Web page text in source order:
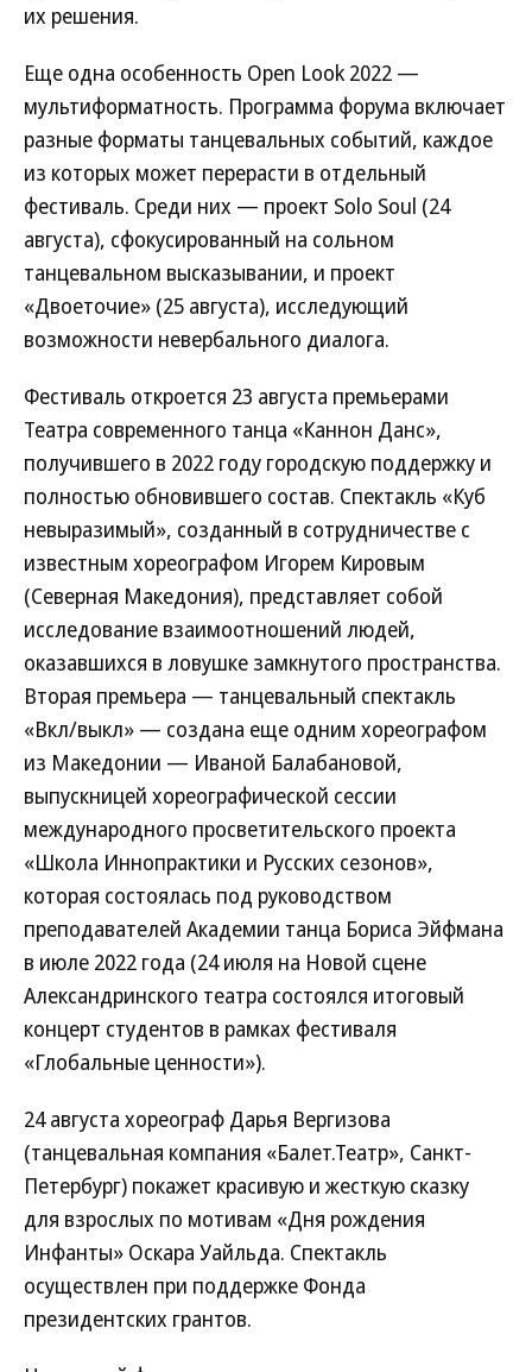
их решения.
Еще одна особенность Open Look 2022 —
мультиформатность. Программа форума включает
разные форматы танцевальных событий, каждое
из которых может перерасти в отдельный
фестиваль. Среди них — проект Solo Soul (24
августа), сфокусированный на сольном
танцевальном высказывании, и проект
«Двоеточие» (25 августа), исследующий
возможности невербального диалога.
Фестиваль откроется 23 августа премьерами
Театра современного танца «Каннон Данс»,
получившего в 2022 году городскую поддержку и
полностью обновившего состав. Спектакль «Куб
невыразимый», созданный в сотрудничестве с
известным хореографом Игорем Кировым
(Северная Македония), представляет собой
исследование взаимоотношений людей,
оказавшихся в ловушке замкнутого пространства.
Вторая премьера — танцевальный спектакль
«Вкл/выкл» — создана еще одним хореографом
из Македонии — Иваной Балабановой,
выпускницей хореографической сессии
международного просветительского проекта
«Школа Иннопрактики и Русских сезонов»,
которая состоялась под руководством
преподавателей Академии танца Бориса Эйфмана
в июле 2022 года (24 июля на Новой сцене
Александринского театра состоялся итоговый
концерт студентов в рамках фестиваля
«Глобальные ценности»).
24 августа хореограф Дарья Вергизова
(танцевальная компания «Балет.Театр», Санкт-
Петербург) покажет красивую и жесткую сказку
для взрослых по мотивам «Дня рождения
Инфанты» Оскара Уайльда. Спектакль
осуществлен при поддержке Фонда
президентских грантов.